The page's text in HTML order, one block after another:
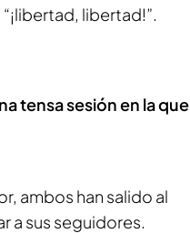
libertad!”.
tensa sesión en la que
ambos han salido al
a sus seguidores.